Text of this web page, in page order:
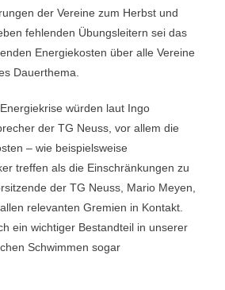
der Vereine zum Herbst und
fehlenden Übungsleitern sei das
Energiekosten über alle Vereine
Dauerthema.
würden laut Ingo
der TG Neuss, vor allem die
– wie beispielsweise
treffen als die Einschränkungen zu
der TG Neuss, Mario Meyen,
relevanten Gremien in Kontakt.
ein wichtiger Bestandteil in unserer
Schwimmen sogar